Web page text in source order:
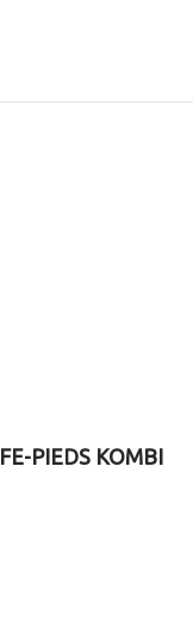
PIEDS KOMBI